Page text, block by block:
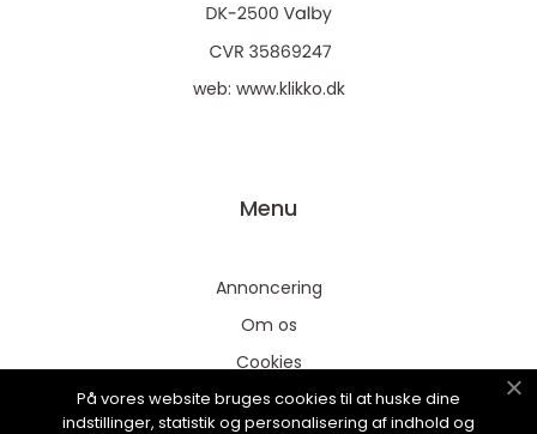
web: www.klikko.dk
Menu
Annoncering
Om os
Cookies
Kontakt os
På vores website bruges cookies til at huske dine
indstillinger, statistik og personalisering af indhold og